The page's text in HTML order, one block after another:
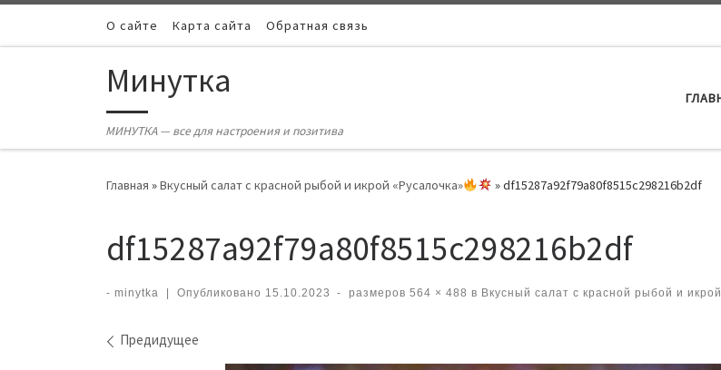
Skip to contentО сайте Карта сайта Обратная связь
Минутка
МИНУТКА — все для настроения и позитива
Главная »Вкусный салат с красной рыбой и икрой «Русалочка» »df15287a92f79a80f8515c298216b2df
df15287a92f79a80f8515c298216b2df
- minytka Опубликовано 15.10.2023 - размеров 564 × 488 в Вкусный салат с красной рыбой и
Навигация по изображениям
Предидущее